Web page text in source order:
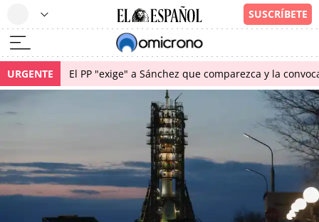
URGENTE El PP "exige" a Sánchez que comparezca y la